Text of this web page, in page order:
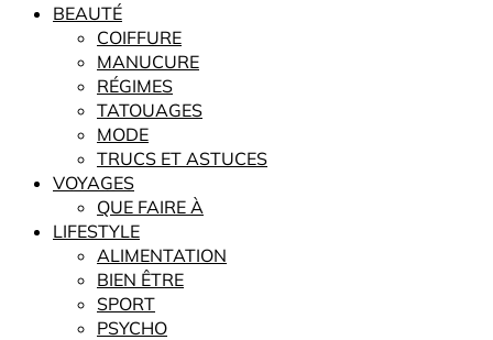
BEAUTÉ
COIFFURE
MANUCURE
RÉGIMES
TATOUAGES
MODE
TRUCS ET ASTUCES
VOYAGES
QUE FAIRE À
LIFESTYLE
ALIMENTATION
BIEN ÊTRE
SPORT
PSYCHO